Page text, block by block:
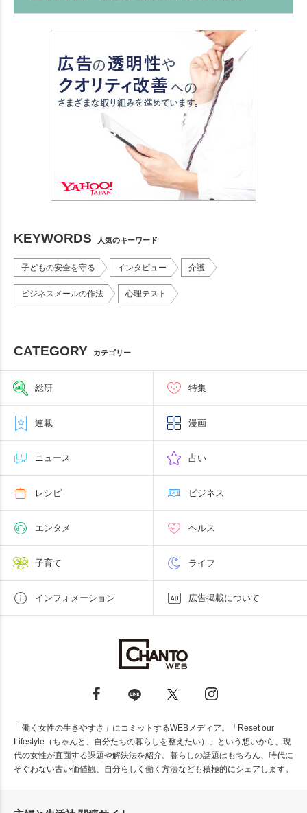
KEYWORDS 人気のキーワード
子どもの安全を守る インタビュー 介護
ビジネスメールの作法 心理テスト
CATEGORY カテゴリー
総研 特集
連載 漫画
ニュース 占い
レシピ ビジネス
エンタメ ヘルス
子育て ライフ
インフォメーション 広告掲載について
「働く女性の生きやすさ」にコミットするWEBメディア。「Reset our
Lifestyle（ちゃんと、自分たちの暮らしを整えたい）」という想いから、現
代の女性が直面する課題や解決法を紹介。暮らしの話題はもちろん、時代に
そぐわない古い価値観、自分らしく働く方法なども積極的にシェアします。